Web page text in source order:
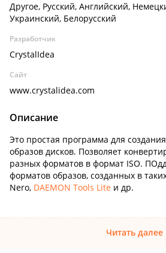
Другое, Русский, Английский,
Украинский, Белорусский
Разработчик
CrystalIdea
Сайт
www.crystalidea.com
Описание
Это простая программа для
образов дисков. Позволяет
разных форматов в формат ISO.
форматов образов, созданных в
Nero, DAEMON Tools Lite и др.
Читать далее